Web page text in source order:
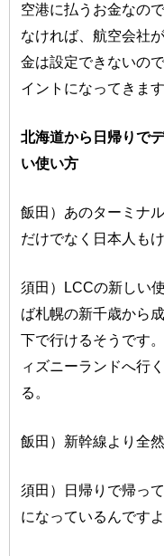
空港に払うお金なの
なければ、航空会社
金は設定できないの
イントになってきます
北海道から日帰りで
い使い方
飯田）あのターミナ
だけでなく日本人も
須田）LCCの新しい
ば札幌の新千歳から
下で行けるそうです
ィズニーランドへ行
る。
飯田）新幹線より全
須田）日帰りで帰っ
になっているんですよ